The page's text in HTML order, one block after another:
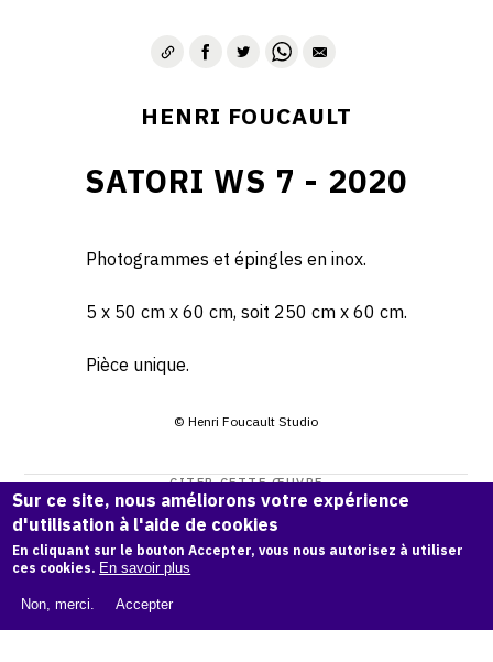
HENRI FOUCAULT
SATORI WS 7 - 2020
Photogrammes et épingles en inox.
5 x 50 cm x 60 cm, soit 250 cm x 60 cm.
Pièce unique.
© Henri Foucault Studio
CITER CETTE ŒUVRE
Henri Foucault,Satori WS 7 - 2020
Catalogue raisonné Henri Foucault , OAM.ark:38997/o195
COPIER LA CITATION
Sur ce site, nous améliorons votre expérience
d'utilisation à l'aide de cookies
En cliquant sur le bouton Accepter, vous nous autorisez à utiliser
ces cookies. En savoir plus
Non, merci. Accepter